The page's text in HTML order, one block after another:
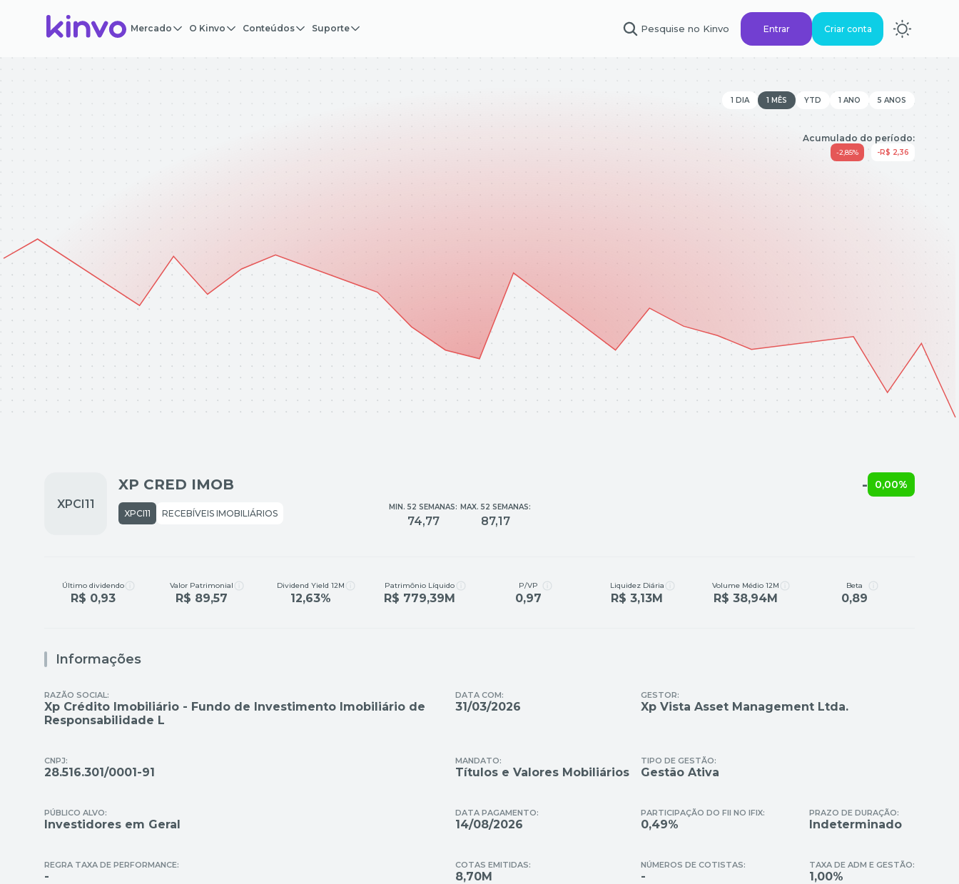
Mercado O Kinvo Conteúdos Suporte Pesquise no Kinvo Entrar Criar conta
1 DIA 1 MÊS YTD 1 ANO 5 ANOS
Acumulado do período:
-2,85% -R$ 2,36
XP CRED IMOB
XPCI11 RECEBÍVEIS IMOBILIÁRIOS
- 0,00%
MIN. 52 SEMANAS:
74,77
MAX. 52 SEMANAS:
87,17
Último dividendo
R$ 0,93
Valor Patrimonial
R$ 89,57
Dividend Yield 12M
12,63%
Patrimônio Líquido
R$ 779,39M
P/VP
0,97
Liquidez Diária
R$ 3,13M
Volume Médio 12M
R$ 38,94M
Beta
0,89
Informações
RAZÃO SOCIAL:
Xp Crédito Imobiliário - Fundo de Investimento Imobiliário de
Responsabilidade L
DATA COM:
31/03/2026
GESTOR:
Xp Vista Asset Management Ltda.
CNPJ:
28.516.301/0001-91
MANDATO:
Títulos e Valores Mobiliários
TIPO DE GESTÃO:
Gestão Ativa
PÚBLICO ALVO:
Investidores em Geral
DATA PAGAMENTO:
14/08/2026
PARTICIPAÇÃO DO FII NO IFIX:
0,49%
PRAZO DE DURAÇÃO:
Indeterminado
REGRA TAXA DE PERFORMANCE:
-
TAXA DE ADM E GESTÃO:
1,00%
COTAS EMITIDAS:
8,70M
NÚMEROS DE COTISTAS:
-